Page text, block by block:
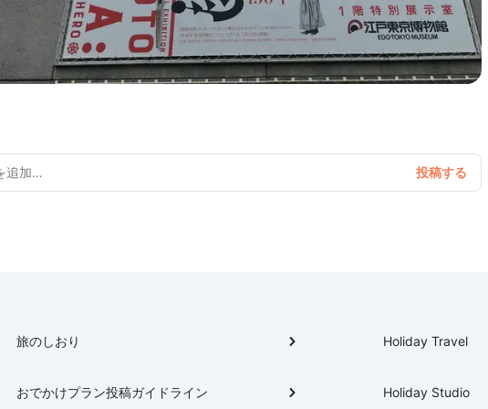
旅のしおり
おでかけプラン投稿ガイドライン
Holiday Travel
Holiday Studio